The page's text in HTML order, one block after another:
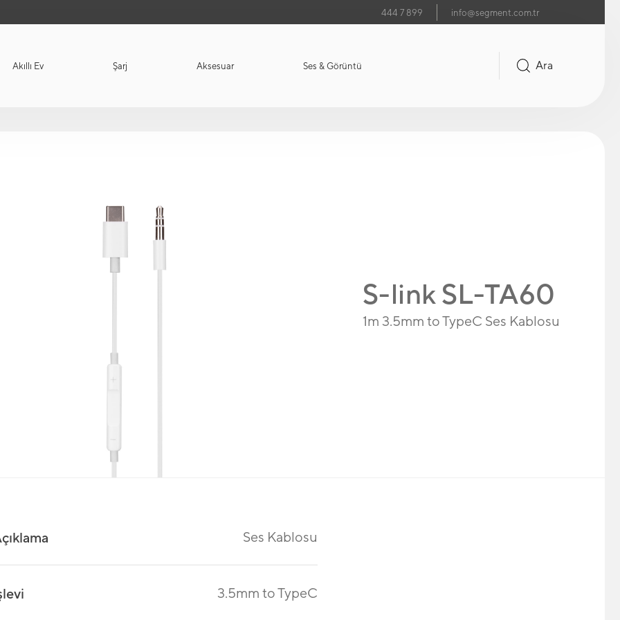
444 7 899 info@segment.com.tr
Akıllı Ev Şarj Aksesuar Ses & Görüntü Ara
S-link SL-TA60
1m 3.5mm to TypeC Ses Kablosu
Ses Kablosu
3.5mm to TypeC